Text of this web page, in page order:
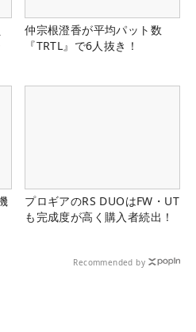
仲宗根澄香が平均パット数
『TRTL』で6人抜き！
プロギアのRS DUOはFW・UT
も完成度が高く購入者続出！
Recommended by